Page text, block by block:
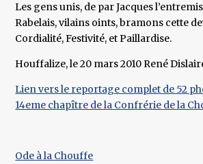
Les gens unis, de par Jacques
Rabelais, vilains oints, bramons cette
Cordialité, Festivité, et Paillardise.
Houffalize, le 20 mars 2010 René
Lien vers le reportage complet de 52
14eme chapître de la Confrérie de la
Ode à la Chouffe